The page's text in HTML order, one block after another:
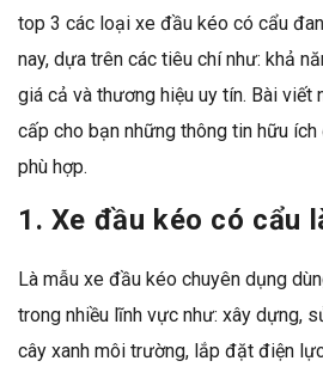
top 3 các loại xe đầu kéo có cẩu
nay, dựa trên các tiêu chí như: khả
giá cả và thương hiệu uy tín. Bài viết
cấp cho bạn những thông tin hữu
phù hợp.
1. Xe đầu kéo có cẩu
Là mẫu xe đầu kéo chuyên dụng
trong nhiều lĩnh vực như: xây dựng,
cây xanh môi trường, lắp đặt điện